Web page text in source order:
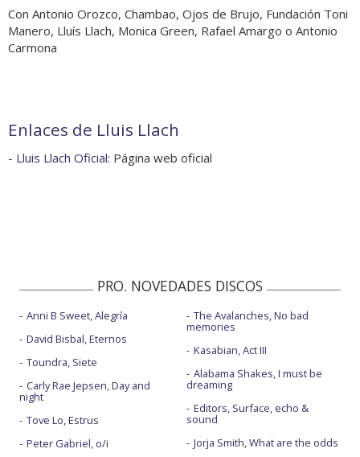
Con Antonio Orozco, Chambao, Ojos de Brujo, Fundación Toni
Manero, Lluís Llach, Monica Green, Rafael Amargo o Antonio
Carmona
Enlaces de Lluis Llach
- Lluis Llach Oficial: Página web oficial
PRO. NOVEDADES DISCOS
Anni B Sweet, Alegría
David Bisbal, Eternos
Toundra, Siete
Carly Rae Jepsen, Day and
night
Tove Lo, Estrus
Peter Gabriel, o/i
The Avalanches, No bad
memories
Kasabian, Act III
Alabama Shakes, I must be
dreaming
Editors, Surface, echo &
sound
Jorja Smith, What are the odds